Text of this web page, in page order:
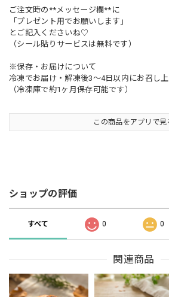
ご注文時の**メッセージ欄**に
「プレゼント用でお願いします」
とご記入くださいね♡
（シール貼りサービスは無料です）
※保存・お届けについて
冷凍でお届け・解凍後3〜4日以内にお召し上
（冷凍庫で約1ヶ月保存可能です）
この商品をアプリで見
ショップの評価
すべて 0 0
関連商品